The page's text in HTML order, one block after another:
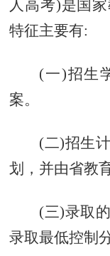
人高考)是国
特征主要有:
(一)招生
案。
(二)招生
划，并由省教
(三)录取
录取最低控制